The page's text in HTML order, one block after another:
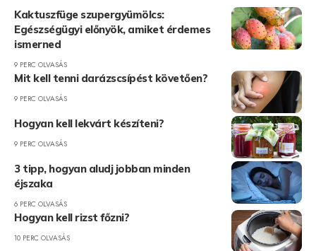
Kaktuszfüge szupergyümölcs:
Egészségügyi előnyök, amiket érdemes
ismerned
9 PERC OLVASÁS
Mit kell tenni darázscsípést követően?
9 PERC OLVASÁS
Hogyan kell lekvárt készíteni?
9 PERC OLVASÁS
3 tipp, hogyan aludj jobban minden
éjszaka
6 PERC OLVASÁS
Hogyan kell rizst főzni?
10 PERC OLVASÁS